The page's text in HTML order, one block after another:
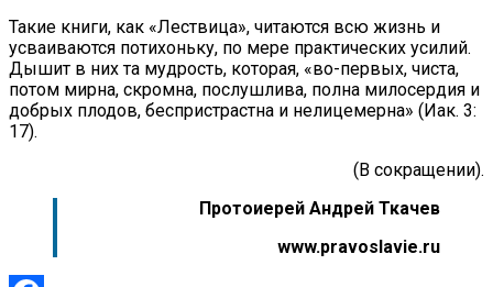
Такие книги, как «Лествица», читаются всю жизнь и
усваиваются потихоньку, по мере практических усилий.
Дышит в них та мудрость, которая, «во-первых, чиста,
потом мирна, скромна, послушлива, полна милосердия и
добрых плодов, беспристрастна и нелицемерна» (Иак. 3:
17).
(В сокращении).
Протоиерей Андрей Ткачев
www.pravoslavie.ru